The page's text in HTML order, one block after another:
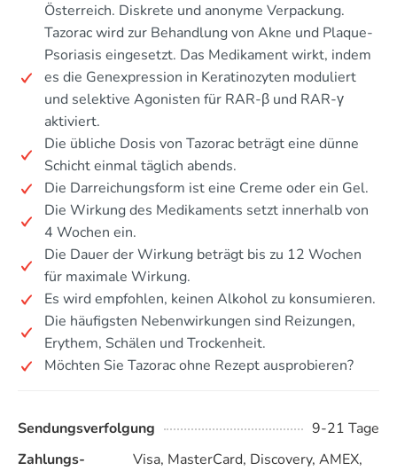
Österreich. Diskrete und anonyme Verpackung.
Tazorac wird zur Behandlung von Akne und Plaque-
Psoriasis eingesetzt. Das Medikament wirkt, indem
es die Genexpression in Keratinozyten moduliert
und selektive Agonisten für RAR-β und RAR-γ
aktiviert.
Die übliche Dosis von Tazorac beträgt eine dünne
Schicht einmal täglich abends.
Die Darreichungsform ist eine Creme oder ein Gel.
Die Wirkung des Medikaments setzt innerhalb von
4 Wochen ein.
Die Dauer der Wirkung beträgt bis zu 12 Wochen
für maximale Wirkung.
Es wird empfohlen, keinen Alkohol zu konsumieren.
Die häufigsten Nebenwirkungen sind Reizungen,
Erythem, Schälen und Trockenheit.
Möchten Sie Tazorac ohne Rezept ausprobieren?
Sendungsverfolgung
9-21 Tage
Zahlungs-
Visa, MasterCard, Discovery, AMEX,